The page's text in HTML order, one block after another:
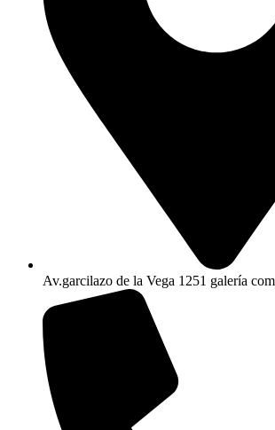
Av.garcilazo de la Vega 1251 galería